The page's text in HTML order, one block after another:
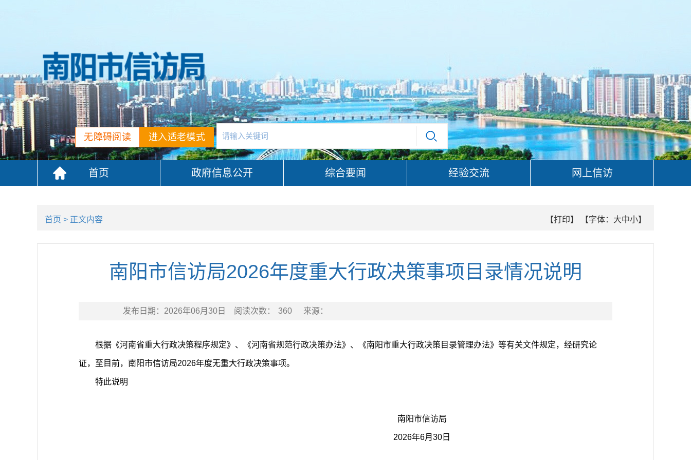
进入适老模式
无障碍阅读
首页 政府信息公开 综合要闻 经验交流 网上信访
首页 > 正文内容 【打印】 【字体： 大中小】
南阳市信访局2026年度重大行政决策事项目录情况说明
发布日期： 2026年06月30日 阅读次数： 360 来源：
根据《河南省重大行政决策程序规定》、《河南省规范行政决策办法》、《南阳市重大行政决策目录管理办法》等有关文件规定，经研究论
证，至目前，南阳市信访局2026年度无重大行政决策事项。
特此说明
南阳市信访局
2026年6月30日